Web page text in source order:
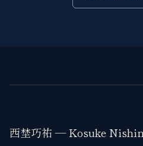
西埜巧祐 — Kosuke